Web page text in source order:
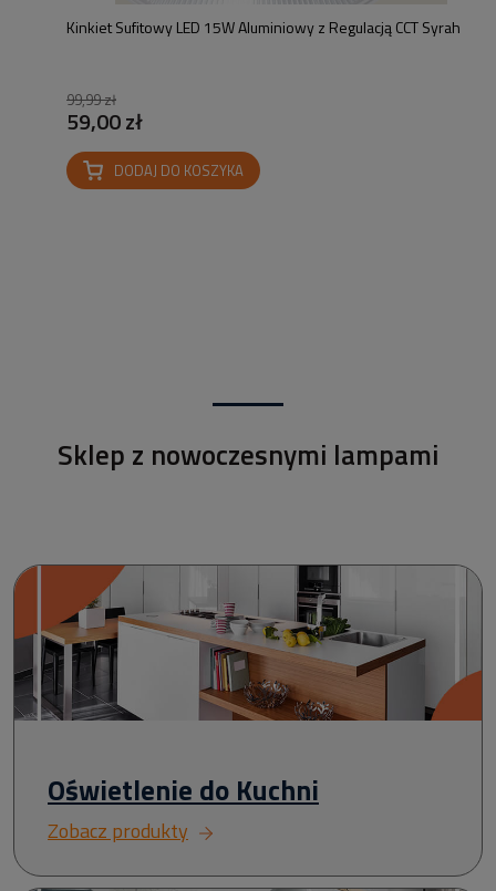
Kinkiet Sufitowy LED 15W Aluminiowy z Regulacją CCT Syrah
99,99 zł
59,00 zł
DODAJ DO KOSZYKA
Sklep z nowoczesnymi lampami
Oświetlenie do Kuchni
Zobacz produkty